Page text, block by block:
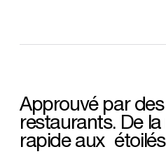
Approuvé par des
restaurants. De la
rapide aux étoilés